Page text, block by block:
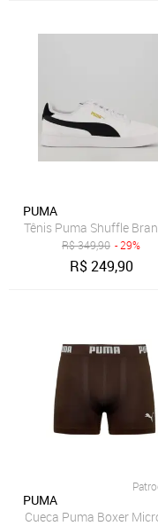
PUMA
Tênis Puma Shuffle
R$349,90 - 29%
R$249,90
PUMA
Cueca Puma Boxer